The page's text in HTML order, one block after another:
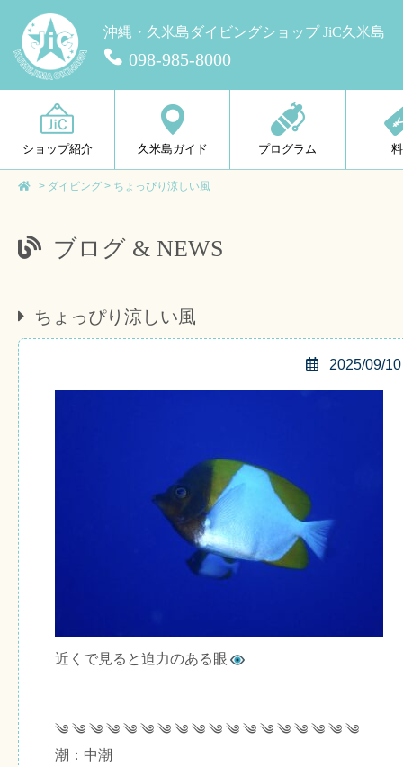
沖縄・久米島ダイビングショップ JiC久米島
098-985-8000
ショップ紹介 久米島ガイド プログラム
> ダイビング > ちょっぴり涼しい風
ブログ & NEWS
ちょっぴり涼しい風
2025/09/10
近くで見ると迫力のある眼
༄ ༄ ༄ ༄ ༄ ༄ ༄ ༄ ༄ ༄ ༄ ༄ ༄ ༄ ༄ ༄ ༄ ༄
潮：中潮